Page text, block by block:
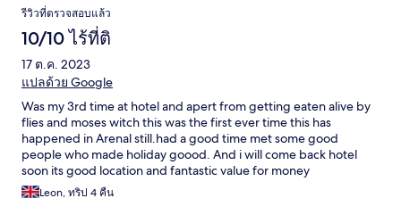
รีวิวที่ตรวจสอบแล้ว
10/10 ไร้ที่ติ
17 ต.ค. 2023
แปลด้วย Google
Was my 3rd time at hotel and apert from getting eaten alive by
flies and moses witch this was the first ever time this has
happened in Arenal still.had a good time met some good
people who made holiday goood. And i will come back hotel
soon its good location and fantastic value for money
Leon, ทริป 4 คืน